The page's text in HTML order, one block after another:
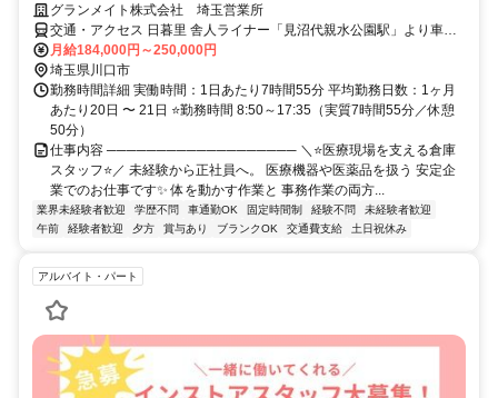
グランメイト株式会社 埼玉営業所
交通・アクセス 日暮里 舎人ライナー「見沼代親水公園駅」より車で
約6分
月給184,000円～250,000円
埼玉県川口市
勤務時間詳細 実働時間：1日あたり7時間55分 平均勤務日数：1ヶ月
あたり20日 〜 21日 ⭐勤務時間 8:50～17:35（実質7時間55分／休憩
50分）
仕事内容 ─────────────────── ＼⭐医療現場を支える倉庫
スタッフ⭐／ 未経験から正社員へ。 医療機器や医薬品を扱う 安定企
業でのお仕事です✨ 体を動かす作業と 事務作業の両方...
業界未経験者歓迎 学歴不問 車通勤OK 固定時間制 経験不問
未経験者歓迎
午前
経験者歓迎 夕方 賞与あり ブランクOK 交通費支給 土日祝休み
アルバイト・パート